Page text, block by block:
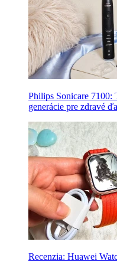
Philips Sonicare
generácie pre zdravé
Recenzia: Huawei